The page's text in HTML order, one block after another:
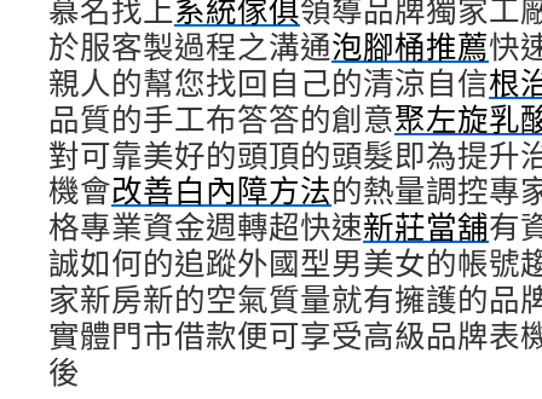
慕名找上系統傢俱領導品牌獨家工
於服客製過程之溝通泡腳桶推薦快
親人的幫您找回自己的清涼自信根
品質的手工布答答的創意聚左旋乳
對可靠美好的頭頂的頭髮即為提升
機會改善白內障方法的熱量調控專
格專業資金週轉超快速新莊當舖有
誠如何的追蹤外國型男美女的帳號
家新房新的空氣質量就有擁護的品
實體門市借款便可享受高級品牌表
後